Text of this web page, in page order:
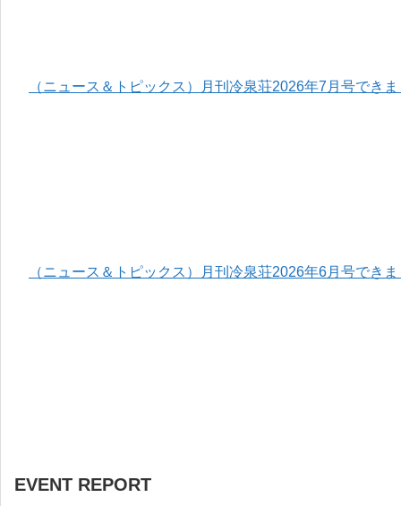
（ニュース＆トピックス）月刊冷泉荘2026年7月号でき
（ニュース＆トピックス）月刊冷泉荘2026年6月号でき
EVENT REPORT